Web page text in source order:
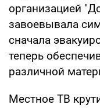
организацией
завоевывала
сначала
теперь
различной
Местное ТВ